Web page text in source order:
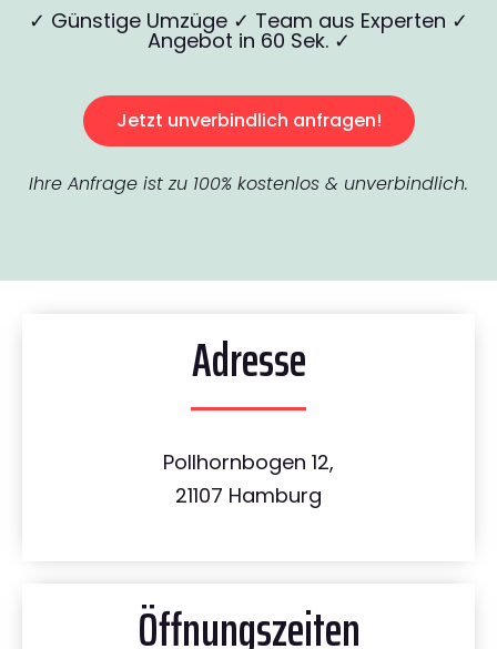
✓ Günstige Umzüge ✓ Team aus Experten ✓
Angebot in 60 Sek. ✓
Jetzt unverbindlich anfragen!
Ihre Anfrage ist zu 100% kostenlos & unverbindlich.
Adresse
Pollhornbogen 12,
21107 Hamburg
Öffnungszeiten